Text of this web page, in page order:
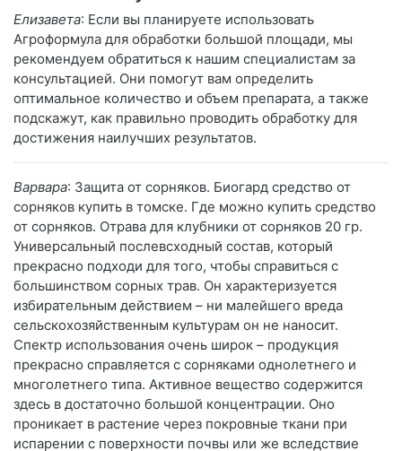
Елизавета: Если вы планируете использовать
Агроформула для обработки большой площади, мы
рекомендуем обратиться к нашим специалистам за
консультацией. Они помогут вам определить
оптимальное количество и объем препарата, а также
подскажут, как правильно проводить обработку для
достижения наилучших результатов.
Варвара: Защита от сорняков. Биогард средство от
сорняков купить в томске. Где можно купить средство
от сорняков. Отрава для клубники от сорняков 20 гр.
Универсальный послевсходный состав, который
прекрасно подходи для того, чтобы справиться с
большинством сорных трав. Он характеризуется
избирательным действием – ни малейшего вреда
сельскохозяйственным культурам он не наносит.
Спектр использования очень широк – продукция
прекрасно справляется с сорняками однолетнего и
многолетнего типа. Активное вещество содержится
здесь в достаточно большой концентрации. Оно
проникает в растение через покровные ткани при
испарении с поверхности почвы или же вследствие